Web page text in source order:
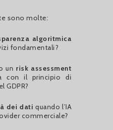
sono molte:
algoritmica
fondamentali?
un risk assessment
con il principio di
GDPR?
dei dati quando l’IA
commerciale?